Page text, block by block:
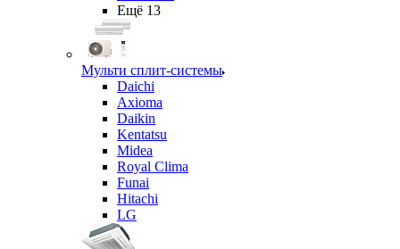
Ещё 13
Мульти сплит-системы
Daichi
Axioma
Daikin
Kentatsu
Midea
Royal Clima
Funai
Hitachi
LG